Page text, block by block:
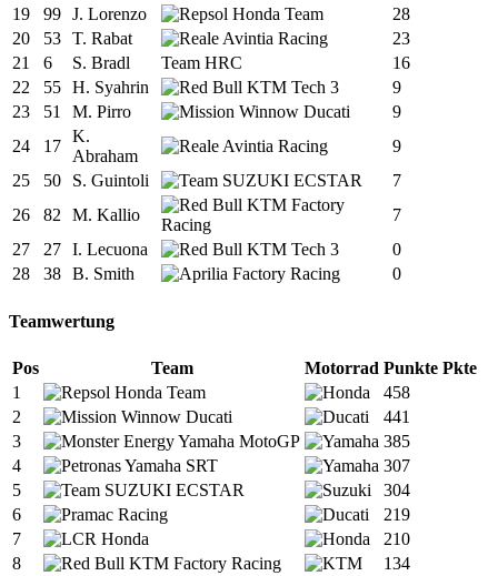
19
99 J. Lorenzo
28
20
53 T. Rabat
23
21
6 S. Bradl Team HRC
16
22
55 H. Syahrin
9
23
51 M. Pirro
9
24
17
K.
Abraham
9
25
50 S. Guintoli
7
26
82 M. Kallio
7
27
27 I. Lecuona
0
28
38 B. Smith 0
Teamwertung
Pos Team Motorrad Punkte Pkte
1
458
2
441
3
385
4
307
5
304
6
219
7
210
8
134